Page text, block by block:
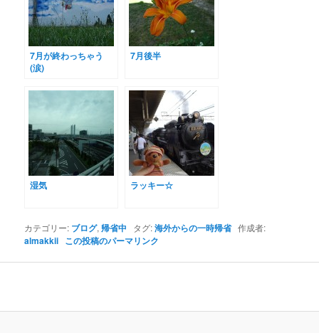
7月が終わっちゃう
(涙)
7月後半
湿気 ラッキー☆
カテゴリー: ブログ, 帰省中 タグ:海外からの一時帰省作成者:
almakkii この投稿のパーマリンク